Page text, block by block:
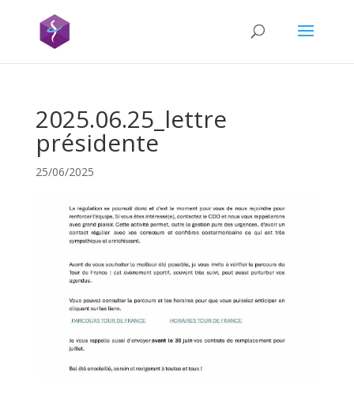
2025.06.25_lettre
présidente
25/06/2025